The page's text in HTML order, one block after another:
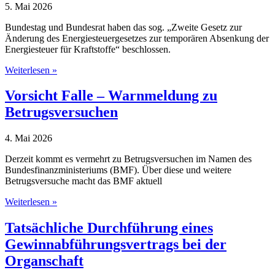
5. Mai 2026
Bundestag und Bundesrat haben das sog. „Zweite Gesetz zur
Änderung des Energiesteuergesetzes zur temporären Absenkung der
Energiesteuer für Kraftstoffe“ beschlossen.
Tankrabatt
Weiterlesen »
Vorsicht Falle – Warnmeldung zu
Betrugsversuchen
4. Mai 2026
Derzeit kommt es vermehrt zu Betrugsversuchen im Namen des
Bundesfinanzministeriums (BMF). Über diese und weitere
Betrugsversuche macht das BMF aktuell
Vorsicht
–
Warnmeldung
zu
Betrugsversuchen
Weiterlesen »
Tatsächliche Durchführung eines
Gewinnabführungsvertrags bei der
Organschaft